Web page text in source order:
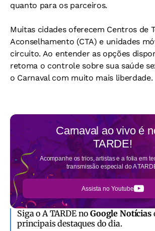
quanto para os parceiros.
Muitas cidades oferecem Centros de
Aconselhamento (CTA) e unidades
circuito. Ao entender as opções
retoma o controle sobre sua saúde
o Carnaval com muito mais liberdade.
Carnaval ao vivo é
TARDE!
Acompanhe os trios, artistas e a folia em
transmissão especial do A
Assista no Youtube
Siga o A TARDE noGoogle Notícias
principais destaques do dia.